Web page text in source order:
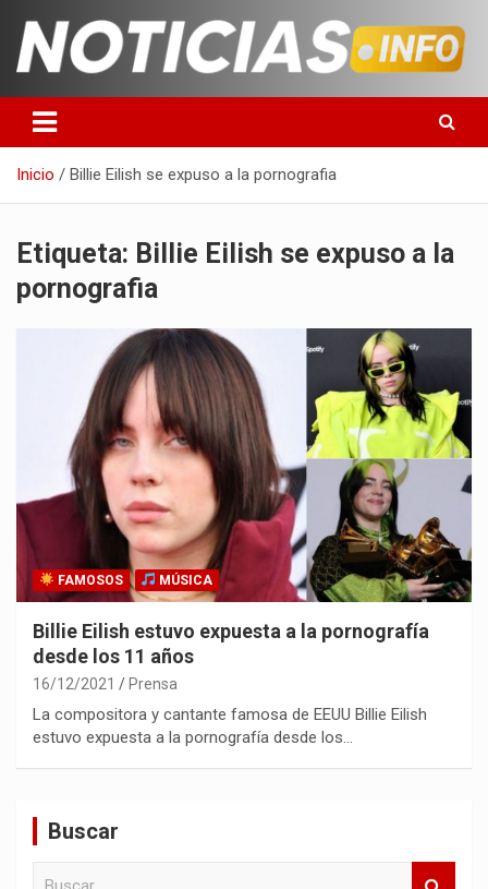
contenido
Noticias en español
Inicio Billie Eilish se expuso a la pornografia
Etiqueta: Billie Eilish se expuso a la
pornografia
FAMOSOS MÚSICA
Billie Eilish estuvo expuesta a la pornografía
desde los 11 años
16/12/2021 Prensa
La compositora y cantante famosa de EEUU Billie Eilish
estuvo expuesta a la pornografía desde los…
Buscar